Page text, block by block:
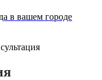
в вашем городе